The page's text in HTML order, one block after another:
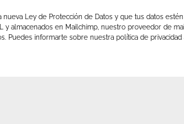
nueva Ley de Protección de Datos y que tus datos
y almacenados en Mailchimp, nuestro proveedor de
Puedes informarte sobre nuestra política de privacidad